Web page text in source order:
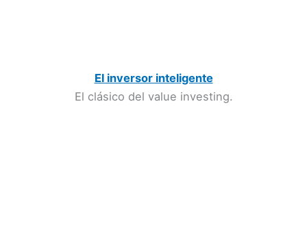
El inversor inteligente
El clásico del value investing.